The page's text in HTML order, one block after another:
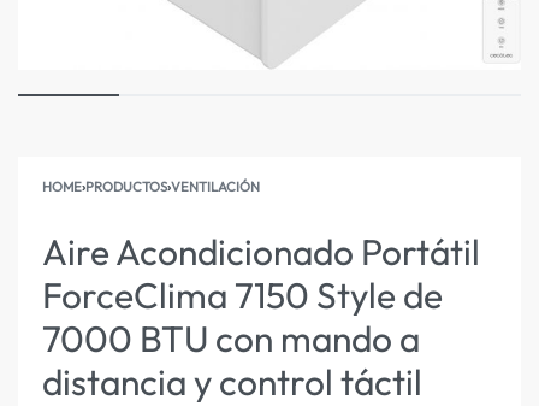
HOME›PRODUCTOS›VENTILACIÓN
Aire Acondicionado Portátil
ForceClima 7150 Style de
7000 BTU con mando a
distancia y control táctil